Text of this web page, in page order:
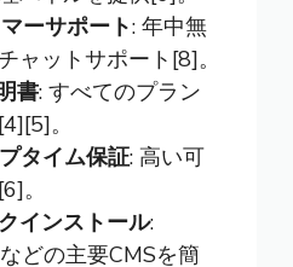
ーサポート: 年中無
ャットサポート[8]。
書: すべてのプラン
。
タイム保証: 高い可
。
インストール:
どの主要CMSを簡